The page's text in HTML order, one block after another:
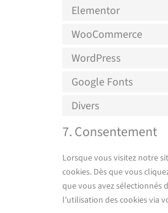
Elementor
WooCommerce
WordPress
Google Fonts
Divers
7. Consentement
Lorsque vous visitez notre
cookies. Dès que vous
que vous avez sélectionnés
l’utilisation des cookies via